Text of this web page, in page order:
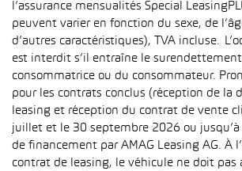
l’assurance mensualités Special
peuvent varier en fonction du sexe, de
d’autres caractéristiques), TVA incluse.
est interdit s’il entraîne le
consommatrice ou du consommateur.
pour les contrats conclus (réception de la
leasing et réception du contrat de vente
juillet et le 30 septembre 2026 ou jusqu’à
de financement par AMAG Leasing AG. À
contrat de leasing, le véhicule ne doit pas